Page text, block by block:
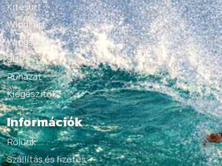
Kitesurf
Windsurf
Wingsurf
SUP
Ruházat
Kiegészítők
Információk
Rólunk
Szállítás és fizetés